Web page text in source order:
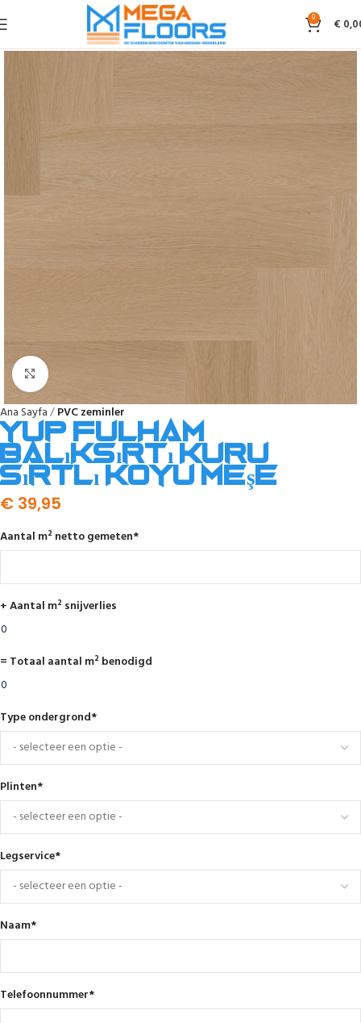
0 €
Ana Sayfa PVC zeminler
YUP Fulham
balıksırtı kuru
sırtlı koyu meşe
€ 39,95
Aantal m² netto gemeten*
+ Aantal m² snijverlies
= Totaal aantal m² benodigd
Type ondergrond*
Plinten*
Legservice*
Naam*
Telefoonnummer*
Click to enlarge